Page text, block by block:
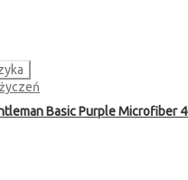
Basic Purple Microfiber